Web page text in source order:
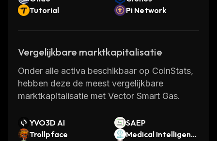
Tutorial
Pi Network
Vergelijkbare marktkapitalisatie
Onder alle activa beschikbaar op CoinStats,
hebben deze de meest vergelijkbare
marktkapitalisatie met Vector Smart Gas.
YVO3D AI
SAEP
Trollpface
Medical Intelligenc